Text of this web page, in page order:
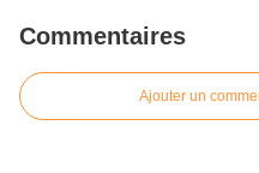
Commentaires
Ajouter un